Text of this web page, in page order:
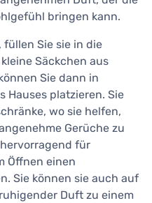
bringen kann.
Sie sie in die
Säckchen aus
Sie dann in
Hauses platzieren. Sie
wo sie helfen,
Gerüche zu
für
Öffnen einen
Sie können sie auch auf
Duft zu einem